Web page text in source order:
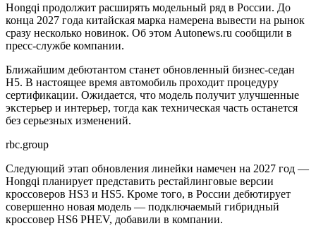
Hongqi продолжит расширять модельный ряд в России. До
конца 2027 года китайская марка намерена вывести на рынок
сразу несколько новинок. Об этом Autonews.ru сообщили в
пресс-службе компании.
Ближайшим дебютантом станет обновленный бизнес-седан
H5. В настоящее время автомобиль проходит процедуру
сертификации. Ожидается, что модель получит улучшенные
экстерьер и интерьер, тогда как техническая часть останется
без серьезных изменений.
rbc.group
Следующий этап обновления линейки намечен на 2027 год —
Hongqi планирует представить рестайлинговые версии
кроссоверов HS3 и HS5. Кроме того, в России дебютирует
совершенно новая модель — подключаемый гибридный
кроссовер HS6 PHEV, добавили в компании.